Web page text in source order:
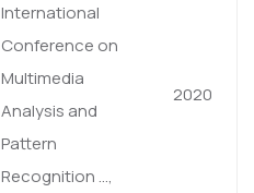
International
Conference on
Multimedia
Analysis and
Pattern
Recognition …,
2020